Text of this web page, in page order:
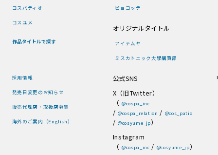
コスパティオ
コスユメ
作品タイトルで探す
ピョコッテ
オリジナルタイトル
アイテムヤ
ミスカトニック大學購買部
採用情報
発売日変更のお知らせ
販売代理店・取扱店募集
海外のご案内（English）
公式SNS
X（旧Twitter）
（ @cospa_inc
/ @cospa_relation / @cos_patio
/ @cosyume_jp）
Instagram
（ @cospa_inc / @cosyume_jp）